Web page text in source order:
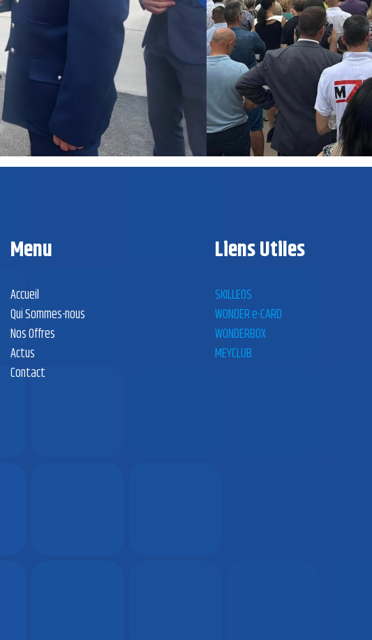
Menu
Accueil
Qui Sommes-nous
Nos Offres
Actus
Contact
Liens Utiles
SKILLEOS
WONDER e-CARD
WONDERBOX
MEYCLUB